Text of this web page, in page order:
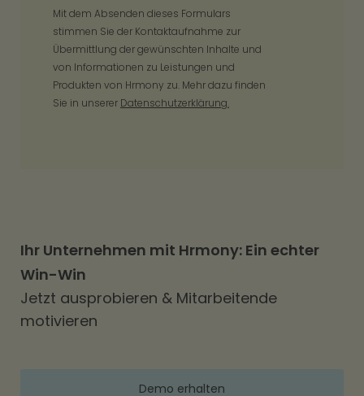
Mit dem Absenden dieses Formulars
stimmen Sie der Kontaktaufnahme zur
Übermittlung der gewünschten Inhalte und
von Informationen zu Leistungen und
Produkten von Hrmony zu. Mehr dazu finden
Sie in unserer Datenschutzerklärung.
Ihr Unternehmen mit Hrmony: Ein echter
Win-Win
Jetzt ausprobieren & Mitarbeitende
motivieren
Demo erhalten